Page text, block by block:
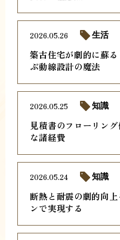
築古住宅が劇的に蘇
ぶ動線設計の魔法
2026.05.26 生活
見積書のフローリン
な諸経費
2026.05.25 知識
断熱と耐震の劇的向
ンで実現する
2026.05.24 知識